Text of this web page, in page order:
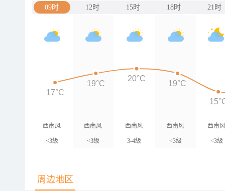
09时 12时 15时 18时 21时
西南风
<3级
西南风
<3级
西南风
3-4级
西南风
<3级
西南
<3级
17°C
19°C
20°C
19°C
周边地区